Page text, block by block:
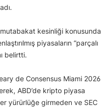
kesinliği konusunda
piyasaların “parçalı
belirtti.
de Consensus Miami 2026
ABD’de kripto piyasa
yürürlüğe girmeden ve SEC